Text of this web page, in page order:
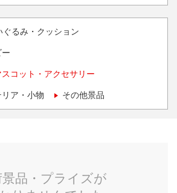
ぐるみ・クッション
コット・アクセサリー
ア・小物 その他景品